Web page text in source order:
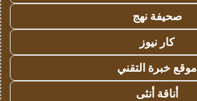
صحيفة نهج
كار نيوز
موقع خبرة التقني
أناقة أنثى